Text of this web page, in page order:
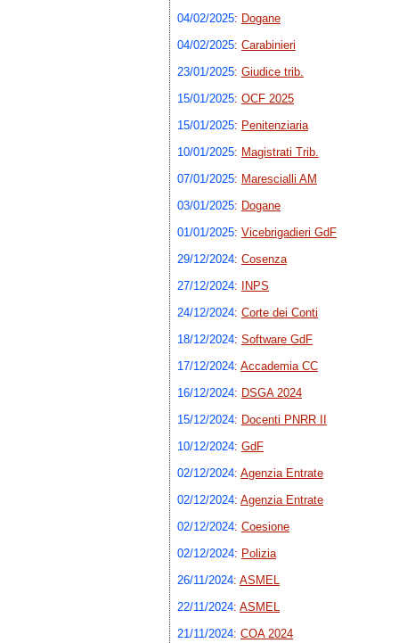
04/02/2025: Dogane
04/02/2025: Carabinieri
23/01/2025: Giudice trib.
15/01/2025: OCF 2025
15/01/2025: Penitenziaria
10/01/2025: Magistrati Trib.
07/01/2025: Marescialli AM
03/01/2025: Dogane
01/01/2025: Vicebrigadieri GdF
29/12/2024: Cosenza
27/12/2024:
INPS
24/12/2024: Corte dei Conti
18/12/2024: Software GdF
17/12/2024: Accademia CC
16/12/2024: DSGA 2024
15/12/2024: Docenti PNRR II
10/12/2024: GdF
02/12/2024: Agenzia Entrate
02/12/2024: Agenzia Entrate
02/12/2024: Coesione
02/12/2024: Polizia
26/11/2024: ASMEL
22/11/2024: ASMEL
21/11/2024: COA 2024